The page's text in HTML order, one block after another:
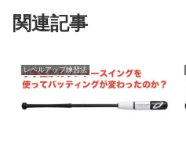
関連記事
レベルアップ練習法